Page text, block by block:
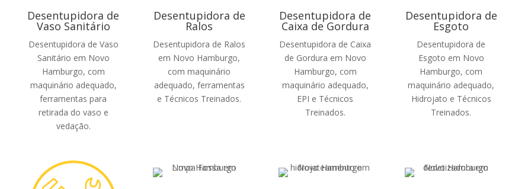
Desentupidora de
Vaso Sanitário
Desentupidora de Vaso
Sanitário em Novo
Hamburgo, com
maquinário adequado,
ferramentas para
retirada do vaso e
vedação.
Desentupidora de
Ralos
Desentupidora de Ralos
em Novo Hamburgo,
com maquinário
adequado, ferramentas
e Técnicos Treinados.
Desentupidora de
Caixa de Gordura
Desentupidora de Caixa
de Gordura em Novo
Hamburgo, com
maquinário adequado,
EPI e Técnicos
Treinados.
Desentupidora de
Esgoto
Desentupidora de
Esgoto em Novo
Hamburgo, com
maquinário adequado,
Hidrojato e Técnicos
Treinados.